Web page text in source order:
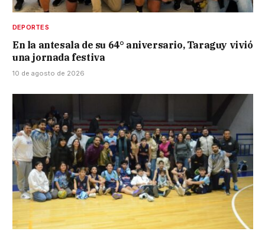
DEPORTES
En la antesala de su 64° aniversario, Taraguy vivió
una jornada festiva
10 de agosto de 2026